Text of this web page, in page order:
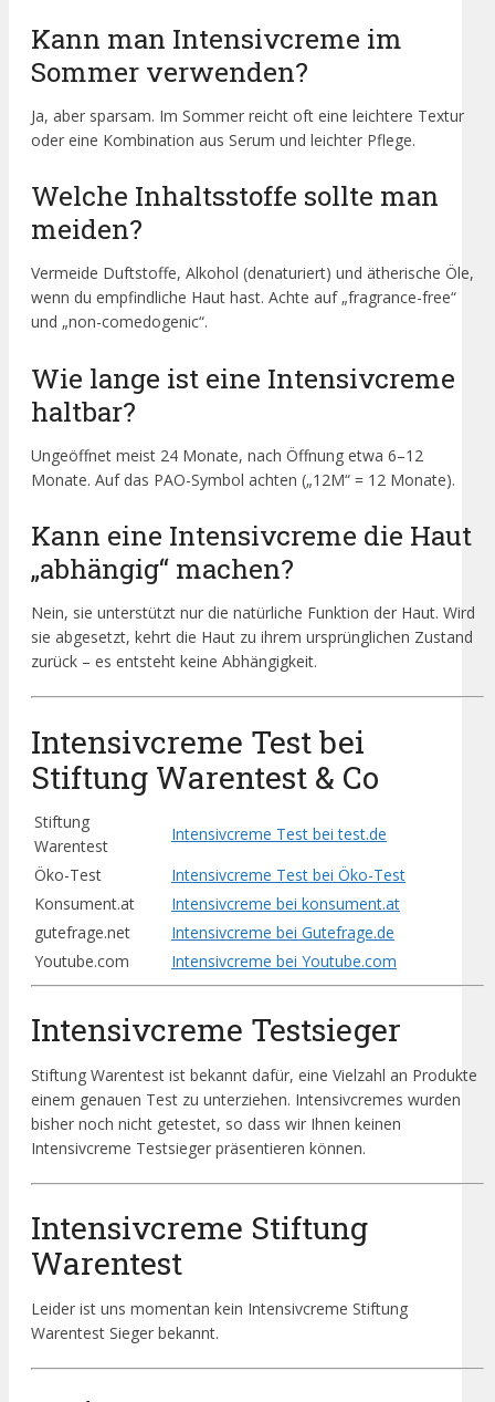
Kann man Intensivcreme im
Sommer verwenden?
Ja, aber sparsam. Im Sommer reicht oft eine leichtere Textur
oder eine Kombination aus Serum und leichter Pflege.
Welche Inhaltsstoffe sollte man
meiden?
Vermeide Duftstoffe, Alkohol (denaturiert) und ätherische Öle,
wenn du empfindliche Haut hast. Achte auf „fragrance-free“
und „non-comedogenic“.
Wie lange ist eine Intensivcreme
haltbar?
Ungeöffnet meist 24 Monate, nach Öffnung etwa 6–12
Monate. Auf das PAO-Symbol achten („12M“ = 12 Monate).
Kann eine Intensivcreme die Haut
„abhängig“ machen?
Nein, sie unterstützt nur die natürliche Funktion der Haut. Wird
sie abgesetzt, kehrt die Haut zu ihrem ursprünglichen Zustand
zurück – es entsteht keine Abhängigkeit.
Intensivcreme Test bei
Stiftung Warentest & Co
Stiftung
Warentest
Intensivcreme Test bei test.de
Öko-Test
Intensivcreme Test bei Öko-Test
Konsument.at
Intensivcreme bei konsument.at
gutefrage.net
Intensivcreme bei Gutefrage.de
Youtube.com
Intensivcreme bei Youtube.com
Intensivcreme Testsieger
Stiftung Warentest ist bekannt dafür, eine Vielzahl an Produkte
einem genauen Test zu unterziehen. Intensivcremes wurden
bisher noch nicht getestet, so dass wir Ihnen keinen
Intensivcreme Testsieger präsentieren können.
Intensivcreme Stiftung
Warentest
Leider ist uns momentan kein Intensivcreme Stiftung
Warentest Sieger bekannt.